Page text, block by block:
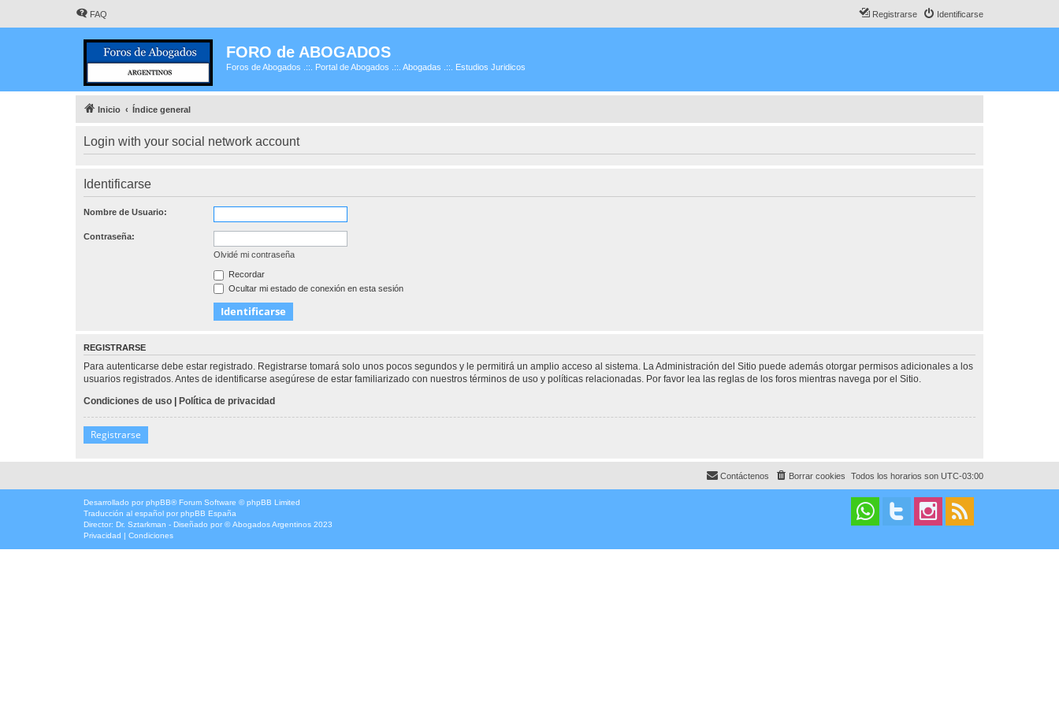
FAQ Identificarse
Registrarse
FORO de ABOGADOS
Foros de Abogados .::. Portal de Abogados .::. Abogadas .::. Estudios Juridicos
Inicio Índice general
Login with your social network account
Identificarse
Nombre de Usuario:
Contraseña:
Olvidé mi contraseña
Recordar
Ocultar mi estado de conexión en esta sesión
REGISTRARSE
Para autenticarse debe estar registrado. Registrarse tomará solo unos pocos segundos y le permitirá un amplio acceso al sistema. La Administración del Sitio puede además otorgar permisos adicionales a los
usuarios registrados. Antes de identificarse asegúrese de estar familiarizado con nuestros términos de uso y políticas relacionadas. Por favor lea las reglas de los foros mientras navega por el Sitio.
Condiciones de uso | Política de privacidad
Registrarse
Todos los horarios son UTC-03:00
Borrar cookies
Contáctenos
Desarrollado por phpBB® Forum Software © phpBB Limited
Traducción al español por phpBB España
Director: Dr. Sztarkman - Diseñado por ©Abogados Argentinos 2023
Privacidad | Condiciones